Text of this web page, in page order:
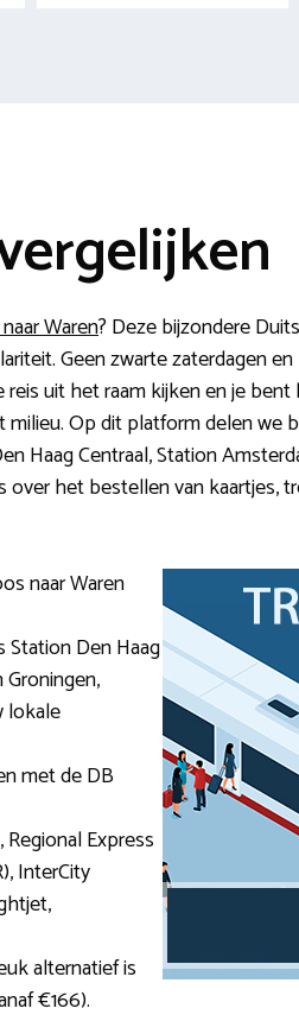
Waren? Deze bijzondere
Geen zwarte zaterdagen
uit het raam kijken en je
Op dit platform delen we
Haag Centraal, Station
het bestellen van kaartjes,
naar Waren
Den Haag
lokale
met de DB
Express
InterCity
alternatief is
€166).